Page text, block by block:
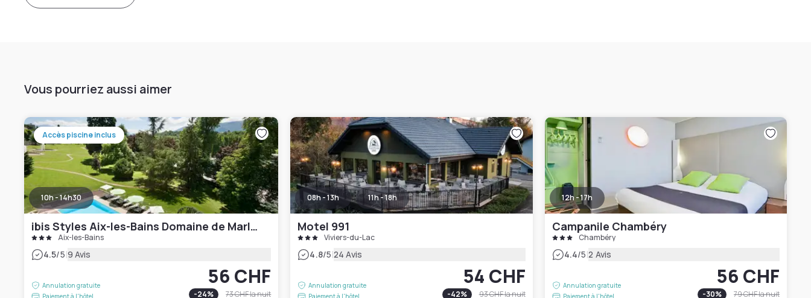
Vous pourriez aussi aimer
Accès piscine inclus
10h - 14h30
ibis Styles Aix-les-Bains Domaine de Marlioz
Aix-les-Bains
4.5/5|9 Avis
Annulation gratuite
Paiement à l'hôtel
56 CHF
-24% 73 CHFla nuit
08h - 13h 11h - 18h
Motel 991
Viviers-du-Lac
4.8/5|24 Avis
Annulation gratuite
Paiement à l'hôtel
54 CHF
-42% 93 CHFla nuit
12h - 17h
Campanile Chambéry
Chambéry
4.4/5|2 Avis
Annulation gratuite
Paiement à l'hôtel
56 CHF
-30% 79 CHFla nuit